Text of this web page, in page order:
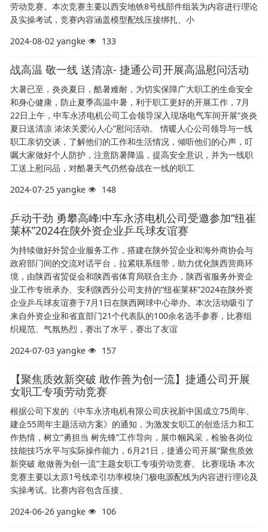
劳动竞赛。本次竞赛主要以西安地铁8号线部件组装为内容进行理论
及实操考试，竞赛内容涵盖模型配线压接绑扎、小
2024-08-02 yangke 133
战高温 敬一线 送清凉- 捷通公司开展高温慰问活动
大暑已至，炎炎夏日，酷暑难耐，为切实保障广大职工的生命安全
和身心健康，防止夏季高温中暑，利于职工更好的开展工作，7月
22日上午，中车永济电机公司工会领导深入现场电气车间开展“炎炎
夏日送清凉 浓浓关爱沁人心”慰问活动。 情暖人心公司领导与一线
职工亲切交谈，了解他们的工作和生活情况，倾听他们的心声，叮
嘱大家做好个人防护，注意防暑降温，提高安全意识，并为一线职
工送上慰问品，对酷暑天气仍然奋战在一线的职工
2024-07-25 yangke 148
乒动干劲 勇攀高峰∣中车永济电机公司受邀参加“纽崔
莱杯”2024在陕外资企业乒乓球友谊赛
为持续做好外贸企业服务工作，搭建在陕外贸企业和海外商协会与
政府部门间的交流对话平台，拉紧联系纽带，助力优化陕西营商环
境，由陕西省贸促会和陕西省体育局联合主办，陕西省服务外资企
业工作专班承办、安利陕西分公司支持的“纽崔莱杯”2024在陕外资
企业乒乓球友谊赛于7月1日在陕西网球中心举办。本次活动吸引了
来自外资企业和省直部门21个代表队的100余名选手参赛，比赛组
织规范、气氛热烈，赛出了水平，赛出了友谊
2024-07-03 yangke 157
【聚焦质效新突破 敢作善为创一流】捷通公司开展
女职工专项劳动竞赛
根据公司下发的《中车永济电机有限公司庆祝新中国成立75周年、
建企55周年主题活动方案》的通知，为激发女职工的创造活力和工
作热情，树立“勇担当 树先锋”工作导向，展巾帼风采，检验各岗位
技能技巧水平与实际操作能力，6月21日，捷通公司开展“聚焦质效
新突破 敢做善为创一流”主题女职工专项劳动竞赛。 比赛现场 本次
竞赛主要以太原1号线牵引功率模块门极电源配线为内容进行理论及
实操考试。比赛内容包含压接、
2024-06-26 yangke 106